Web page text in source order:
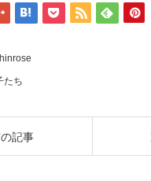
たち
記事